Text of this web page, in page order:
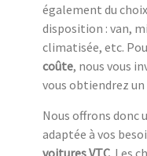
également du
disposition : van,
climatisée, etc.
coûte, nous vous
vous obtiendrez
Nous offrons
adaptée à vos
voitures VTC. Les